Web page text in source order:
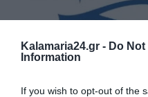
Kalamaria24.gr - Do
Information
If you wish to opt-out of the